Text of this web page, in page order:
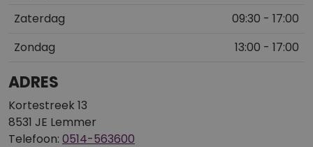
Zaterdag
09:30 - 17:00
Zondag
13:00 - 17:00
ADRES
Kortestreek 13
8531 JE Lemmer
Telefoon: 0514-563600